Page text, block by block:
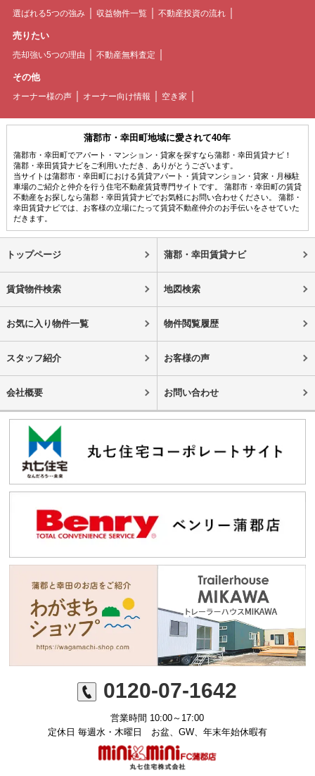
選ばれる5つの強み 収益物件一覧 不動産投資の流れ
売りたい
売却強い5つの理由 不動産無料査定
その他
オーナー様の声 オーナー向け情報 空き家
蒲郡市・幸田町地域に愛されて40年
蒲郡市・幸田町でアパート・マンション・貸家を探すなら蒲郡・幸田賃貸ナビ！
蒲郡・幸田賃貸ナビをご利用いただき、ありがとうございます。
当サイトは蒲郡市・幸田町における賃貸アパート・賃貸マンション・貸家・月極駐
車場のご紹介と仲介を行う住宅不動産賃貸専門サイトです。 蒲郡市・幸田町の賃貸
不動産をお探しなら蒲郡・幸田賃貸ナビでお気軽にお問い合わせください。 蒲郡・
幸田賃貸ナビでは、お客様の立場にたって賃貸不動産仲介のお手伝いをさせていた
だきます。
トップページ 蒲郡・幸田賃貸ナビ
賃貸物件検索 地図検索
お気に入り物件一覧 物件閲覧履歴
スタッフ紹介 お客様の声
会社概要 お問い合わせ
0120-07-1642
営業時間 10:00～17:00
定休日 毎週水・木曜日 お盆、GW、年末年始休暇有